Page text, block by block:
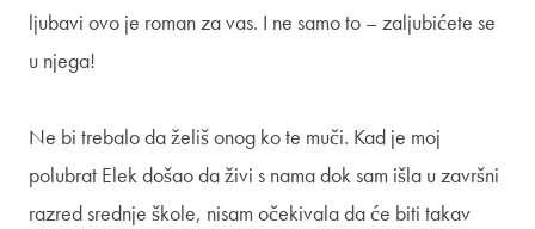
ljubavi ovo je roman za vas. I ne samo to – zaljubićete se
u njega!
Ne bi trebalo da želiš onog ko te muči. Kad je moj
polubrat Elek došao da živi s nama dok sam išla u završni
razred srednje škole, nisam očekivala da će biti takav